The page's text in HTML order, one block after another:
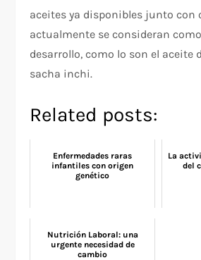
aceites ya disponibles junto con
actualmente se consideran
desarrollo, como lo son el aceite
sacha inchi.
Related posts:
Enfermedades raras
infantiles con origen
genético
La
del
Nutrición Laboral: una
urgente necesidad de
cambio